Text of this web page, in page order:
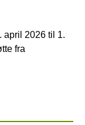
april 2026 til 1.
fra